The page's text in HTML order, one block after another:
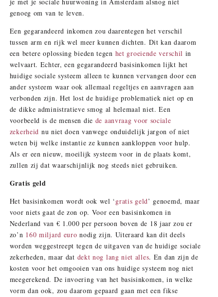
genoeg om van te leven.
Een gegarandeerd inkomen zou daarentegen het verschil
tussen arm en rijk wel meer kunnen dichten. Dit kan daarom
een betere oplossing bieden tegen het groeiende verschil in
welvaart. Echter, een gegarandeerd basisinkomen lijkt het
huidige sociale systeem alleen te kunnen vervangen door een
ander systeem waar ook allemaal regeltjes en aanvragen aan
verbonden zijn. Het lost de huidige problematiek niet op en
de dikke administratieve smog al helemaal niet. Een
voorbeeld is de mensen die de aanvraag voor sociale
zekerheid nu niet doen vanwege onduidelijk jargon of niet
weten bij welke instantie ze kunnen aankloppen voor hulp.
Als er een nieuw, moeilijk systeem voor in de plaats komt,
zullen zij dat waarschijnlijk nog steeds niet gebruiken.
Gratis geld
Het basisinkomen wordt ook wel ‘gratis geld’ genoemd, maar
voor niets gaat de zon op. Voor een basisinkomen in
Nederland van € 1.000 per persoon boven de 18 jaar zou er
zo’n 160 miljard euro nodig zijn. Uiteraard kan dit deels
worden weggestreept tegen de uitgaven van de huidige sociale
zekerheden, maar dat dekt nog lang niet alles. En dan zijn de
kosten voor het omgooien van ons huidige systeem nog niet
meegerekend. De invoering van het basisinkomen, in welke
vorm dan ook, zou daarom gepaard gaan met een fikse